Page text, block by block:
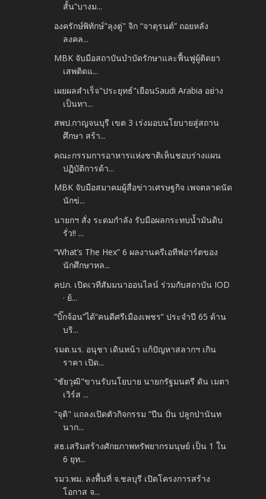
สั้น”บางม...
องครักษ์พิทักษ์"ลุงตู่" จิก “จาตุรนต์” ถอยหลัง
ลงคล...
MBK จับมือสถาบันบำบัดรักษาและฟื้นฟูผู้ติดยา
เสพติดแ...
เผยผลสำเร็จ"ประยุทธ์"เยือนSaudi Arabia อย่าง
เป็นทา...
สพป.กาญจนบุรี เขต 3 เร่งมอบนโยบายสู่สถาน
ศึกษา สร้า...
คณะกรรมการอาหารแห่งชาติเห็นชอบร่างแผน
ปฏิบัติการด้า...
MBK จับมือสมาคมผู้สื่อข่าวเศรษฐกิจ เพจตลาดนัด
นักข่...
นายกฯ สั่ง ระดมกำลัง รับมือผลกระทบน้ำมันดิบ
รั่ว!! ...
“What’s The Hex” 6 ผลงานครีเอทีฟอาร์ตของ
นักศึกษาหล...
คปภ. เปิดเวทีสัมมนาออนไลน์ ร่วมกับสถาบัน IOD
· ย้...
”บิ๊กจ้อน”ได้“คนดีศรีเมืองเพชร” ประจำปี 65 ด้าน
บริ...
รมต.นร. อนุชา เดินหน้า แก้ปัญหาสลากฯ เกิน
ราคา เปิด...
"ชัยวุฒิ"ขานรับนโยบาย นายกรัฐมนตรี ดัน เมตา
เวิร์ส ...
"จุติ" แถลงเปิดตัวกิจกรรม “ปีน ปั่น ปลูกป่านันท
นาก...
สธ.เสริมสร้างศักยภาพทรัพยากรมนุษย์ เป็น 1 ใน
6 ยุท...
รมว.พม. ลงพื้นที่ จ.ชลบุรี เปิดโครงการสร้าง
โอกาส จ...